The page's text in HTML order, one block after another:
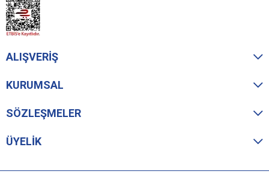
ALIŞVERİŞ
KURUMSAL
SÖZLEŞMELER
ÜYELİK